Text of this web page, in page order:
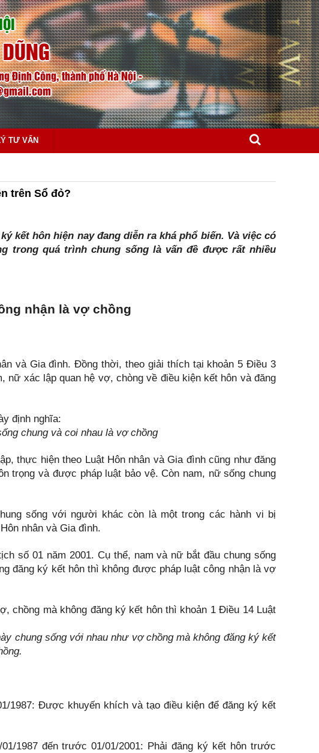
Định Công, thành phố Hà Nội -
TƯ VẤN
trên Sổ đỏ?
kết hôn hiện nay đang diễn ra khá phổ biến. Và việc có
trong quá trình chung sống là vấn đề được rất nhiều
nhận là vợ chồng
và Gia đình. Đồng thời, theo giải thích tại khoản 5 Điều 3
nữ xác lập quan hệ vợ, chòng về điều kiện kết hôn và đăng
định nghĩa:
chung và coi nhau là vợ chồng
thực hiện theo Luật Hôn nhân và Gia đình cũng như đăng
và được pháp luật bảo vệ. Còn nam, nữ sống chung
sống với người khác còn là một trong các hành vi bị
nhân và Gia đình.
số 01 năm 2001. Cụ thể, nam và nữ bắt đầu chung sống
đăng ký kết hôn thì không được pháp luật công nhận là vợ
chồng mà không đăng ký kết hôn thì khoản 1 Điều 14 Luật
chung sống với nhau như vợ chồng mà không đăng ký kết
1987: Được khuyến khích và tạo điều kiện để đăng ký kết
1987 đến trước 01/01/2001: Phải đăng ký kết hôn trước